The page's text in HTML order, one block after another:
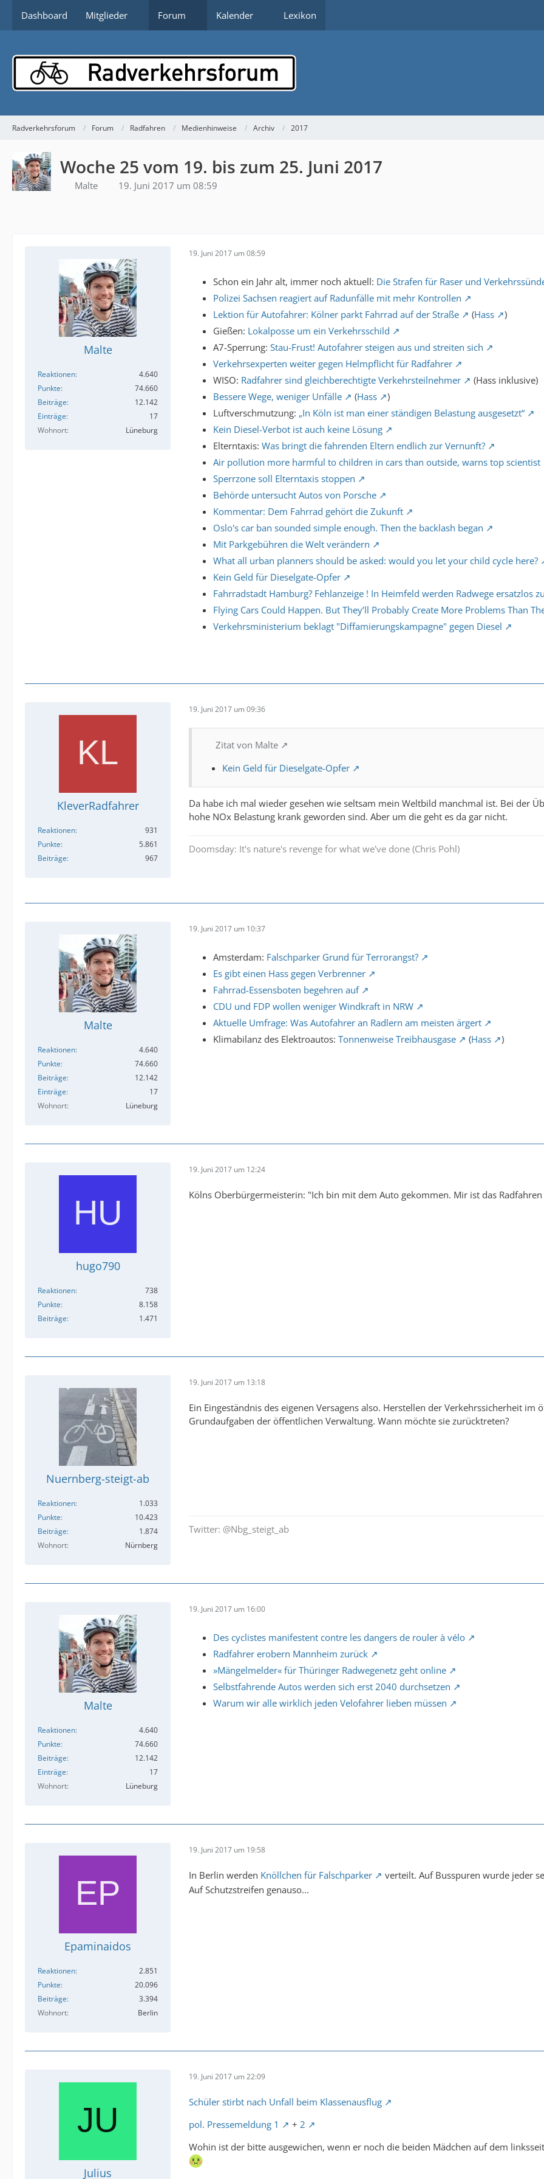
Dashboard Mitglieder Forum Kalender Lexikon
Radverkehrsforum Forum Radfahren Medienhinweise Archiv 2017
Woche 25 vom 19. bis zum 25. Juni 2017
Malte 19. Juni 2017 um 08:59
Malte
Reaktionen
4.640
Punkte
74.660
Beiträge
12.142
Einträge
17
Wohnort
Lüneburg
19. Juni 2017 um 08:59
Schon ein Jahr alt, immer noch aktuell: Die Strafen für Raser und
Polizei Sachsen reagiert auf Radunfälle mit mehr Kontrollen
Lektion für Autofahrer: Kölner parkt Fahrrad auf der Straße
(Hass
)
Gießen: Lokalposse um ein Verkehrsschild
A7-Sperrung: Stau-Frust! Autofahrer steigen aus und streiten sich
Verkehrsexperten weiter gegen Helmpflicht für Radfahrer
WISO: Radfahrer sind gleichberechtigte Verkehrsteilnehmer
(Hass inklusive)
Bessere Wege, weniger Unfälle
(Hass
)
Luftverschmutzung: „In Köln ist man einer ständigen Belastung ausgesetzt“
Kein Diesel-Verbot ist auch keine Lösung
Elterntaxis: Was bringt die fahrenden Eltern endlich zur Vernunft?
Air pollution more harmful to children in cars than outside, warns top scientist
Sperrzone soll Elterntaxis stoppen
Behörde untersucht Autos von Porsche
Kommentar: Dem Fahrrad gehört die Zukunft
Oslo's car ban sounded simple enough. Then the backlash began
Mit Parkgebühren die Welt verändern
What all urban planners should be asked: would you let your child cycle here?
Kein Geld für Dieselgate-Opfer
Fahrradstadt Hamburg? Fehlanzeige ! In Heimfeld werden Radwege ersatzlos
Flying Cars Could Happen. But They’ll Probably Create More Problems Than
Verkehrsministerium beklagt "Diffamierungskampagne" gegen Diesel
KleverRadfahrer
Reaktionen
931
Punkte
5.861
Beiträge
967
19. Juni 2017 um 09:36
Zitat von Malte
Kein Geld für Dieselgate-Opfer
Da habe ich mal wieder gesehen wie seltsam mein Weltbild manchmal ist. Bei der
hohe NOx Belastung krank geworden sind. Aber um die geht es da gar nicht.
Doomsday: It's nature's revenge for what we've done (Chris Pohl)
Malte
Reaktionen
4.640
Punkte
74.660
Beiträge
12.142
Einträge
17
Wohnort
Lüneburg
19. Juni 2017 um 10:37
Amsterdam: Falschparker Grund für Terrorangst?
Es gibt einen Hass gegen Verbrenner
Fahrrad-Essensboten begehren auf
CDU und FDP wollen weniger Windkraft in NRW
Aktuelle Umfrage: Was Autofahrer an Radlern am meisten ärgert
Klimabilanz des Elektroautos: Tonnenweise Treibhausgase (Hass )
hugo790
Reaktionen
738
Punkte
8.158
Beiträge
1.471
19. Juni 2017 um 12:24
Kölns Oberbürgermeisterin: "Ich bin mit dem Auto gekommen. Mir ist das
Nuernberg-steigt-ab
Reaktionen
1.033
Punkte
10.423
Beiträge
1.874
Wohnort
Nürnberg
19. Juni 2017 um 13:18
Ein Eingeständnis des eigenen Versagens also. Herstellen der Verkehrssicherheit
Grundaufgaben der öffentlichen Verwaltung. Wann möchte sie zurücktreten?
Twitter: @Nbg_steigt_ab
Malte
Reaktionen
4.640
Punkte
74.660
Beiträge
12.142
Einträge
17
Wohnort
Lüneburg
19. Juni 2017 um 16:00
Des cyclistes manifestent contre les dangers de rouler à vélo
Radfahrer erobern Mannheim zurück
»Mängelmelder« für Thüringer Radwegenetz geht online
Selbstfahrende Autos werden sich erst 2040 durchsetzen
Warum wir alle wirklich jeden Velofahrer lieben müssen
Epaminaidos
Reaktionen
2.851
Punkte
20.096
Beiträge
3.394
Wohnort
Berlin
19. Juni 2017 um 19:58
In Berlin werden Knöllchen für Falschparker
verteilt. Auf Busspuren wurde jeder
Auf Schutzstreifen genauso...
Julius
19. Juni 2017 um 22:09
Schüler stirbt nach Unfall beim Klassenausflug
pol. Pressemeldung 1
+ 2
Wohin ist der bitte ausgewichen, wenn er noch die beiden Mädchen auf dem